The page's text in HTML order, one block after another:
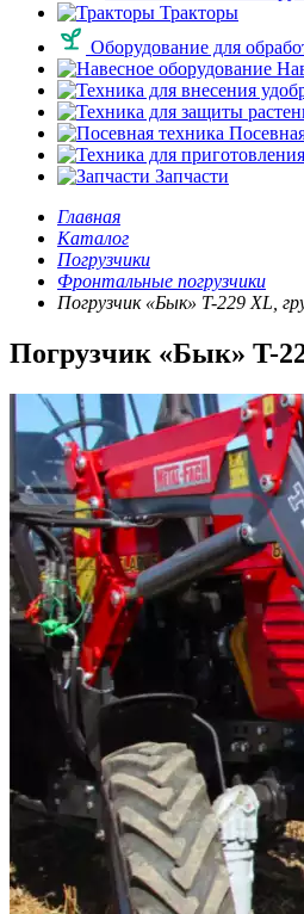
Тракторы
Оборудование для
Запчасти
Главная
Каталог
Погрузчики
Фронтальные погрузчики
Погрузчик «Бык» T-229 XL,
Погрузчик «Бык» T-